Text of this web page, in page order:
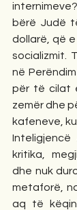
bërë Judë
dollarë, që
socializmit.
në
për të cilat
zemër dhe
kafeneve,
Inteligjencë
kritika,
dhe nuk
metaforë,
aq të